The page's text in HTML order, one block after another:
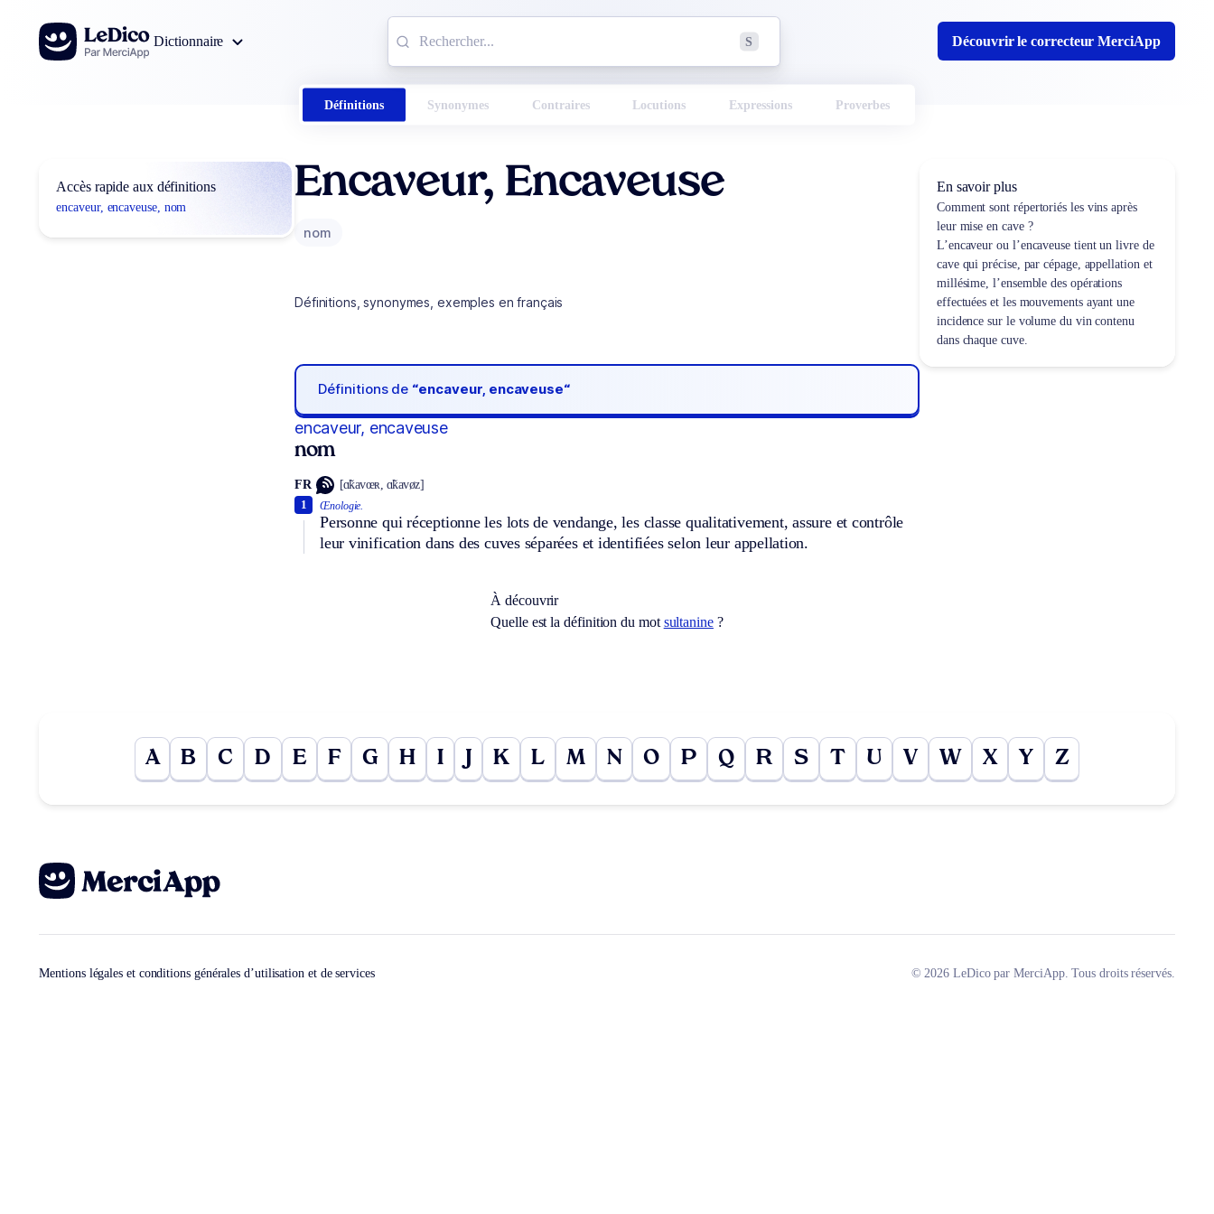
Aller au contenu
Dictionnaire
S Découvrir le correcteur MerciApp
Définitions Synonymes Contraires Locutions Expressions Proverbes
Accès rapide aux définitions
encaveur, encaveuse, nom
Encaveur, Encaveuse
nom
Définitions, synonymes, exemples en français
Définitions de “encaveur, encaveuse“
encaveur, encaveuse
nom
FR [ɑ̃kavœʀ, ɑ̃kavøz]
Œnologie.
Personne qui réceptionne les lots de vendange, les classe qualitativement, assure et contrôle
leur vinification dans des cuves séparées et identifiées selon leur appellation.
1
À découvrir
Quelle est la définition du mot sultanine?
En savoir plus
Comment sont répertoriés les vins après
leur mise en cave ?
L’encaveur ou l’encaveuse tient un livre de
cave qui précise, par cépage, appellation et
millésime, l’ensemble des opérations
effectuées et les mouvements ayant une
incidence sur le volume du vin contenu
dans chaque cuve.
A B C D E F G H I K L M N O P Q R S T U V W X Y Z
Mentions légales et conditions générales d’utilisation et de services © 2026 LeDico par MerciApp. Tous droits réservés.